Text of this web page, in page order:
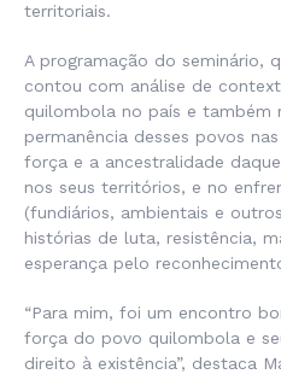
territoriais.
A programação do seminário,
contou com análise de
quilombola no país e também
permanência desses povos
força e a ancestralidade
nos seus territórios, e no
(fundiários, ambientais e
histórias de luta, resistência,
esperança pelo
“Para mim, foi um encontro
força do povo quilombola e
direito à existência”, destaca